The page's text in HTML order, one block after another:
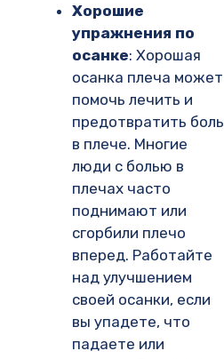
Хорошие
упражнения по
осанке: Хорошая
осанка плеча может
помочь лечить и
предотвратить боль
в плече. Многие
люди с болью в
плечах часто
поднимают или
сгорбили плечо
вперед. Работайте
над улучшением
своей осанки, если
вы упадете, что
падаете или